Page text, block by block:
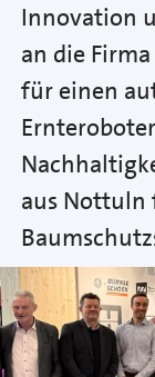
Innovation
an die
für einen
aus Nottuln